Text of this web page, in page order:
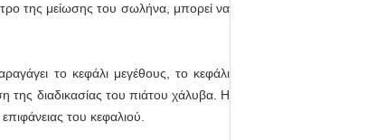
της μείωσης του σωλήνα, μπορεί να
το κεφάλι μεγέθους, το κεφάλι
της διαδικασίας του πιάτου χάλυβα. Η
του κεφαλιού.